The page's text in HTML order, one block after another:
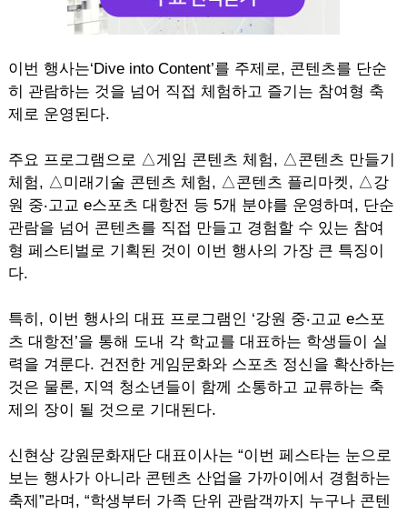
이번 행사는‘Dive into Content’를 주제로, 콘텐츠를 단순
히 관람하는 것을 넘어 직접 체험하고 즐기는 참여형 축
제로 운영된다.
주요 프로그램으로 △게임 콘텐츠 체험, △콘텐츠 만들기
체험, △미래기술 콘텐츠 체험, △콘텐츠 플리마켓, △강
원 중‧고교 e스포츠 대항전 등 5개 분야를 운영하며, 단순
관람을 넘어 콘텐츠를 직접 만들고 경험할 수 있는 참여
형 페스티벌로 기획된 것이 이번 행사의 가장 큰 특징이
다.
특히, 이번 행사의 대표 프로그램인 ‘강원 중‧고교 e스포
츠 대항전’을 통해 도내 각 학교를 대표하는 학생들이 실
력을 겨룬다. 건전한 게임문화와 스포츠 정신을 확산하는
것은 물론, 지역 청소년들이 함께 소통하고 교류하는 축
제의 장이 될 것으로 기대된다.
신현상 강원문화재단 대표이사는 “이번 페스타는 눈으로
보는 행사가 아니라 콘텐츠 산업을 가까이에서 경험하는
축제”라며, “학생부터 가족 단위 관람객까지 누구나 콘텐